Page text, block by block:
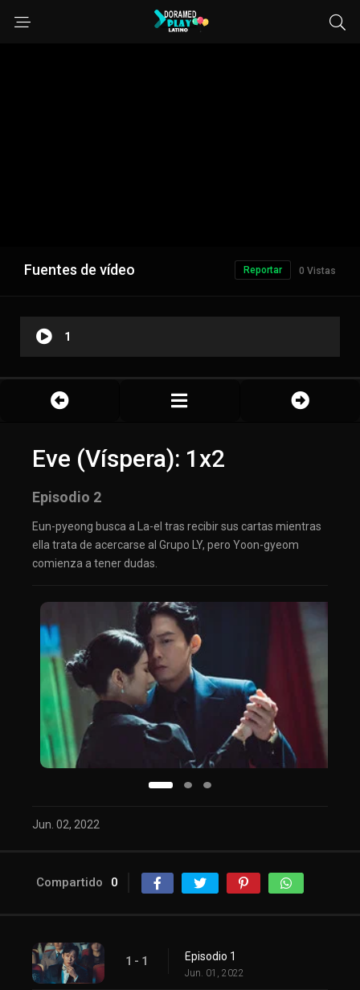
Fuentes de vídeo 0 Vistas
Reportar
1
Eve (Víspera): 1x2
Episodio 2
Eun-pyeong busca a La-el tras recibir sus cartas mientras
ella trata de acercarse al Grupo LY, pero Yoon-gyeom
comienza a tener dudas.
Jun. 02, 2022
Compartido 0
1 - 1 Episodio 1
Jun. 01, 2022